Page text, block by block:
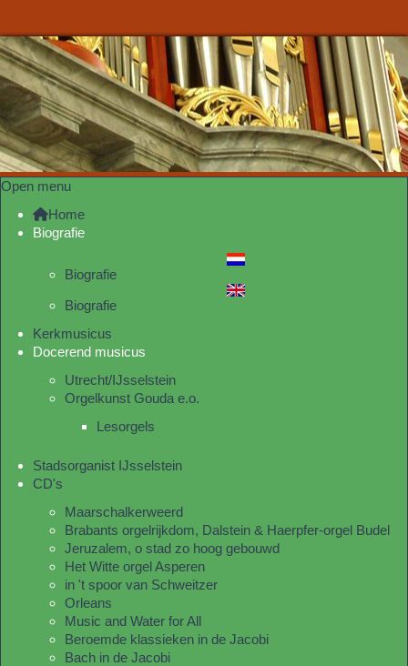
Open menu
Home
Biografie
Biografie
Biografie
Kerkmusicus
Docerend musicus
Utrecht/IJsselstein
Orgelkunst Gouda e.o.
Lesorgels
Stadsorganist IJsselstein
CD's
Maarschalkerweerd
Brabants orgelrijkdom, Dalstein & Haerpfer-orgel Budel
Jeruzalem, o stad zo hoog gebouwd
Het Witte orgel Asperen
in 't spoor van Schweitzer
Orleans
Music and Water for All
Beroemde klassieken in de Jacobi
Bach in de Jacobi